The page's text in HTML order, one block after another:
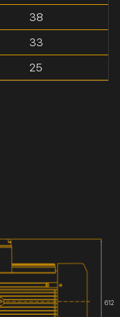
38
33
25
612